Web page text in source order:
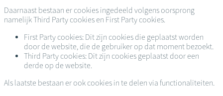
Daarnaast bestaan er cookies ingedeeld volgens oorsprong
namelijk Third Party cookies en First Party cookies.
First Party cookies: Dit zijn cookies die geplaatst worden
door de website, die de gebruiker op dat moment bezoekt.
Third Party cookies: Dit zijn cookies geplaatst door een
derde op de website.
Als laatste bestaan er ook cookies in te delen via functionaliteiten.